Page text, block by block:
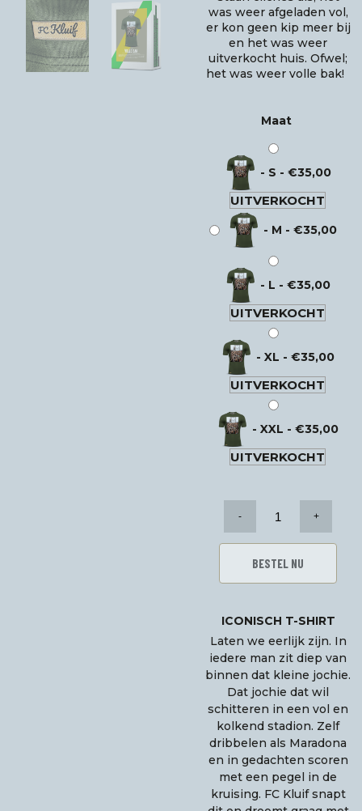
was weer afgeladen vol,
er kon geen kip meer bij
en het was weer
uitverkocht huis. Ofwel;
het was weer volle bak!
Maat
- S - €35,00
UITVERKOCHT
- M -€35,00
- L -€35,00
UITVERKOCHT
-XL -€35,00
UITVERKOCHT
-XXL -€35,00
UITVERKOCHT
Bak
aantal
BESTEL NU
ICONISCH T-SHIRT
Laten we eerlijk zijn. In
iedere man zit diep van
binnen dat kleine jochie.
Dat jochie dat wil
schitteren in een vol en
kolkend stadion. Zelf
dribbelen als Maradona
en in gedachten scoren
met een pegel in de
kruising. FC Kluif snapt